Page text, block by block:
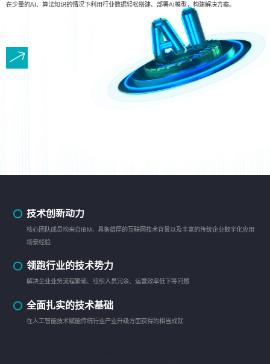
在少量的AI、算法知识的情况下利用行业数据轻松搭建、部署AI模型，构建解决方案。
技术创新动力
核心团队成员均来自IBM，具备雄厚的互联网技术背景以及丰富的传统企业数字化应用
场景经验
领跑行业的技术势力
解决企业业务流程繁琐、组织人员冗余、运营效率低下等问题
全面扎实的技术基础
在人工智能技术赋能传统行业产业升级方面获得的相当成就